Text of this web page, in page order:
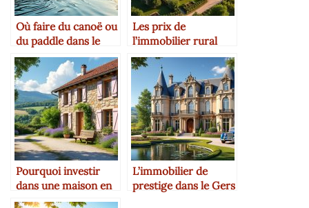
Où faire du canoë ou
du paddle dans le
Gers
Les prix de
l’immobilier rural
dans le Gers en 2025
Pourquoi investir
dans une maison en
pierre dans le Gers
L’immobilier de
prestige dans le Gers